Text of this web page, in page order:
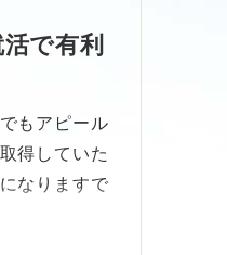
で有利
もアピール
得していた
なりますで